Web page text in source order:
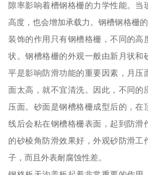
隙率影响着槽钢格栅的力学性能。当
高度，也会增加承载力。钢槽钢格栅
装饰的作用只有钢槽格栅，不同的高
状。钢槽格栅的外观一般由新月状和
平是影响防滑功能的重要因素，月压
面太高，就不宜清洗。因此，不同的
压面。砂面是钢槽格栅成型后的，在
线后会粘在钢槽格栅表面，起到防滑
的砂棱角防滑效果好，外观砂防滑工
子，而且外表耐腐蚀性差。